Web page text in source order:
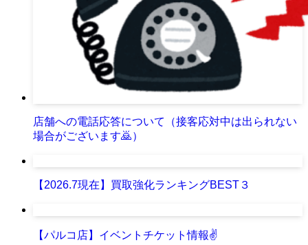
店舗への電話応答について（接客応対中は出られない
場合がございます🙇）
【2026.7現在】買取強化ランキングBEST３
【パルコ店】イベントチケット情報✌